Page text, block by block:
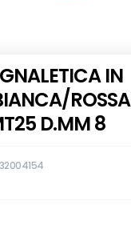
IN
ROSSA
D.MM 8